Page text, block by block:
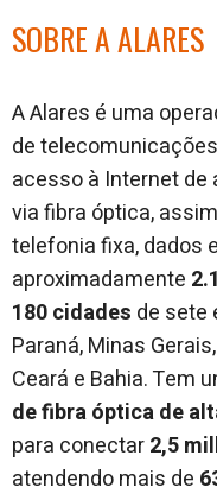
SOBRE A ALARES
A Alares é uma
de
acesso à Internet
via fibra óptica,
telefonia fixa, dados
aproximadamente
180 cidades de sete
Paraná, Minas
Ceará e Bahia. Tem
de fibra óptica de
para conectar2,5
atendendo mais de